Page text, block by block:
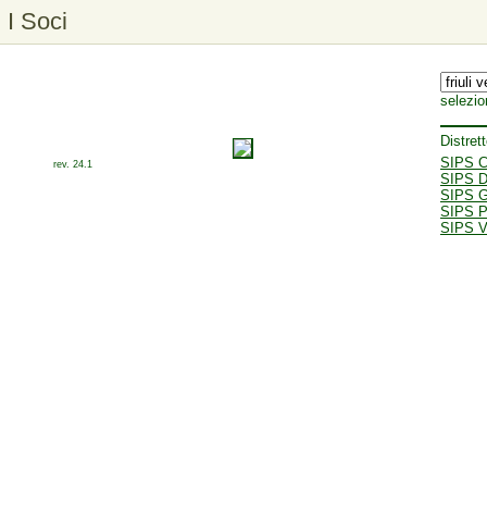
I Soci
rev. 24.1
SIPS
SIPS
SIPS
SIPS
SIPS